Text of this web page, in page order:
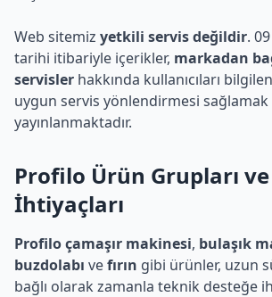
Web sitemiz yetkili servis değildir.
tarihi itibariyle içerikler, markadan
servisler hakkında kullanıcıları
uygun servis yönlendirmesi sağlamak
yayınlanmaktadır.
Profilo Ürün Grupları
İhtiyaçları
Profilo çamaşır makinesi, bulaşık
buzdolabı vefırın gibi ürünler, uzun
bağlı olarak zamanla teknik desteğe